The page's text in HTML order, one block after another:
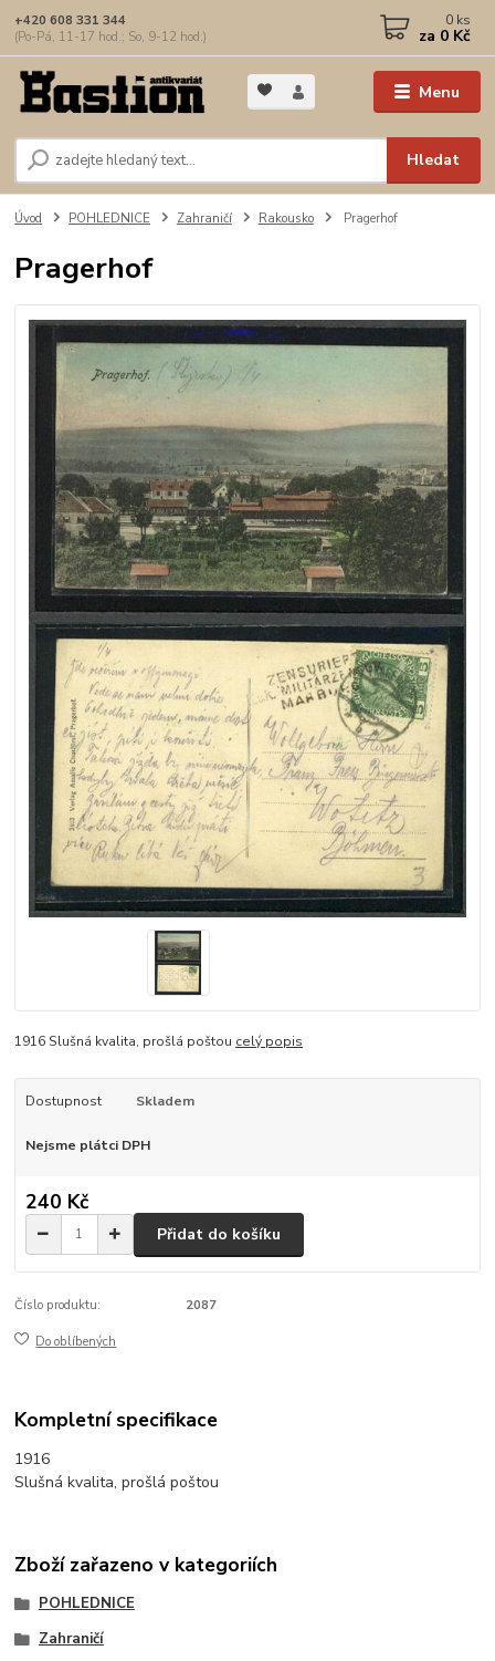
Menu
Hledat
+420 608 331 344
(Po-Pá, 11-17 hod.; So, 9-12 hod.)
0 ks
za 0 Kč
Úvod POHLEDNICE Zahraničí Rakousko Pragerhof
Pragerhof
1916 Slušná kvalita, prošlá poštou celý popis
Dostupnost Skladem
Nejsme plátci DPH
240 Kč
Přidat do košíku
Číslo produktu: 2087
Do oblíbených
Kompletní specifikace
1916
Slušná kvalita, prošlá poštou
Zboží zařazeno v kategoriích
POHLEDNICE
Zahraničí